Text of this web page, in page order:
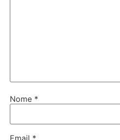
Nome *